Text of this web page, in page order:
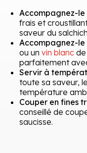
Accompagnez-le
frais et
saveur du
Accompagnez-le
ou un vin blanc
parfaitement
Servir à
toute sa saveur,
température
Couper en fines
conseillé de
saucisse.